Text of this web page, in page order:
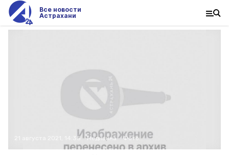
Все новости
Астрахани
21 августа 2021, 14:35 Медицина Фото: